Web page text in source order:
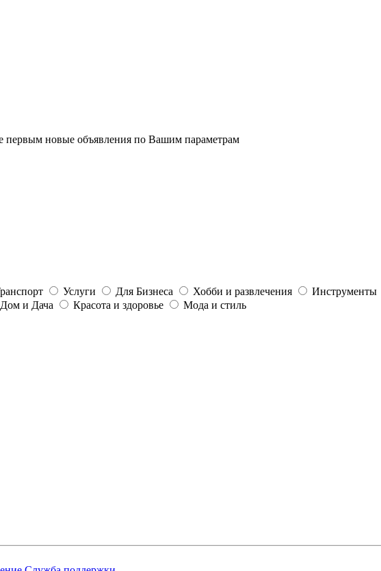
первым новые объявления по Вашим параметрам
Услуги Для Бизнеса Хобби и развлечения Инструменты
Дом и Дача Красота и здоровье
Мода и стиль